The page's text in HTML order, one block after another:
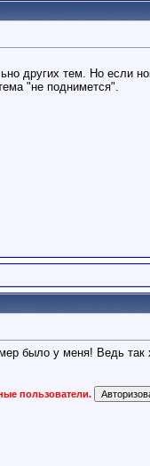
других тем. Но если
"не поднимется".
было у меня! Ведь так
пользователи.